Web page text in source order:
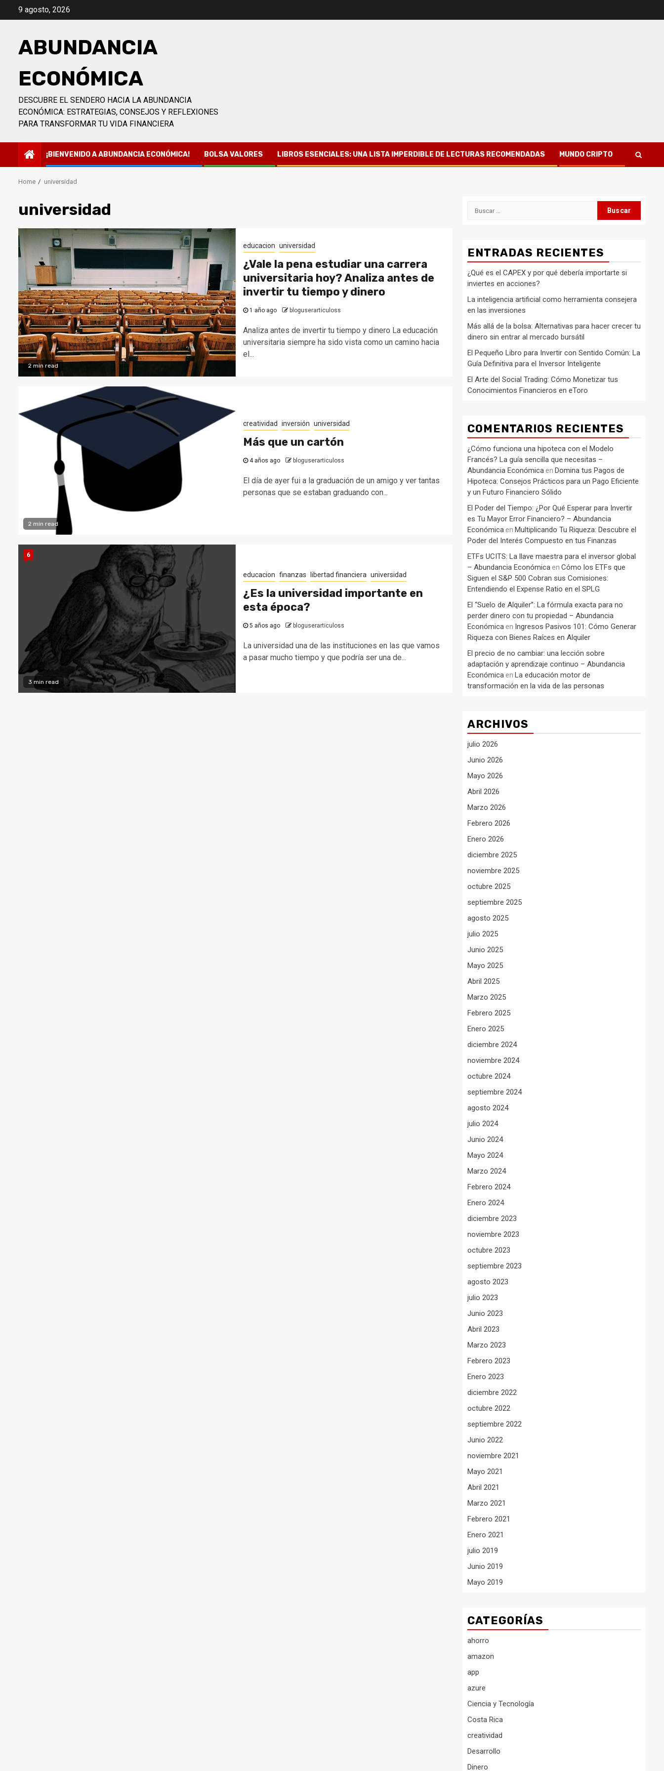
9 agosto, 2026
ABUNDANCIA
ECONÓMICA
DESCUBRE EL SENDERO HACIA LA ABUNDANCIA
ECONÓMICA: ESTRATEGIAS, CONSEJOS Y REFLEXIONES
PARA TRANSFORMAR TU VIDA FINANCIERA
¡BIENVENIDO A ABUNDANCIA ECONÓMICA! BOLSA VALORES LIBROS ESENCIALES: UNA LISTA IMPERDIBLE DE LECTURAS RECOMENDADAS MUNDO CRIPTO
Home universidad
universidad
2 min read
educacion universidad
¿Vale la pena estudiar una carrera
universitaria hoy? Analiza antes de
invertir tu tiempo y dinero
1 año ago bloguserarticuloss
Analiza antes de invertir tu tiempo y dinero La educación
universitaria siempre ha sido vista como un camino hacia
el...
2 min read
creatividad inversión universidad
Más que un cartón
4 años ago bloguserarticuloss
El día de ayer fui a la graduación de un amigo y ver tantas
personas que se estaban graduando con...
3 min read
6
educacion finanzas libertad financiera universidad
¿Es la universidad importante en
esta época?
5 años ago bloguserarticuloss
La universidad una de las instituciones en las que vamos
a pasar mucho tiempo y que podría ser una de...
Buscar:
ENTRADAS RECIENTES
¿Qué es el CAPEX y por qué debería importarte si
inviertes en acciones?
La inteligencia artificial como herramienta consejera
en las inversiones
Más allá de la bolsa: Alternativas para hacer crecer tu
dinero sin entrar al mercado bursátil
El Pequeño Libro para Invertir con Sentido Común: La
Guía Definitiva para el Inversor Inteligente
El Arte del Social Trading: Cómo Monetizar tus
Conocimientos Financieros en eToro
COMENTARIOS RECIENTES
¿Cómo funciona una hipoteca con el Modelo
Francés? La guía sencilla que necesitas –
Abundancia Económica en Domina tus Pagos de
Hipoteca: Consejos Prácticos para un Pago Eficiente
y un Futuro Financiero Sólido
El Poder del Tiempo: ¿Por Qué Esperar para Invertir
es Tu Mayor Error Financiero? – Abundancia
Económica en Multiplicando Tu Riqueza: Descubre el
Poder del Interés Compuesto en tus Finanzas
ETFs UCITS: La llave maestra para el inversor global
– Abundancia Económica en Cómo los ETFs que
Siguen el S&P 500 Cobran sus Comisiones:
Entendiendo el Expense Ratio en el SPLG
El “Suelo de Alquiler”: La fórmula exacta para no
perder dinero con tu propiedad – Abundancia
Económica en Ingresos Pasivos 101: Cómo Generar
Riqueza con Bienes Raíces en Alquiler
El precio de no cambiar: una lección sobre
adaptación y aprendizaje continuo – Abundancia
Económica en La educación motor de
transformación en la vida de las personas
ARCHIVOS
julio 2026
Junio 2026
Mayo 2026
Abril 2026
Marzo 2026
Febrero 2026
Enero 2026
diciembre 2025
noviembre 2025
octubre 2025
septiembre 2025
agosto 2025
julio 2025
Junio 2025
Mayo 2025
Abril 2025
Marzo 2025
Febrero 2025
Enero 2025
diciembre 2024
noviembre 2024
octubre 2024
septiembre 2024
agosto 2024
julio 2024
Junio 2024
Mayo 2024
Marzo 2024
Febrero 2024
Enero 2024
diciembre 2023
noviembre 2023
octubre 2023
septiembre 2023
agosto 2023
julio 2023
Junio 2023
Abril 2023
Marzo 2023
Febrero 2023
Enero 2023
diciembre 2022
octubre 2022
septiembre 2022
Junio 2022
noviembre 2021
Mayo 2021
Abril 2021
Marzo 2021
Febrero 2021
Enero 2021
julio 2019
Junio 2019
Mayo 2019
CATEGORÍAS
ahorro
amazon
app
azure
Ciencia y Tecnología
Costa Rica
creatividad
Desarrollo
Dinero